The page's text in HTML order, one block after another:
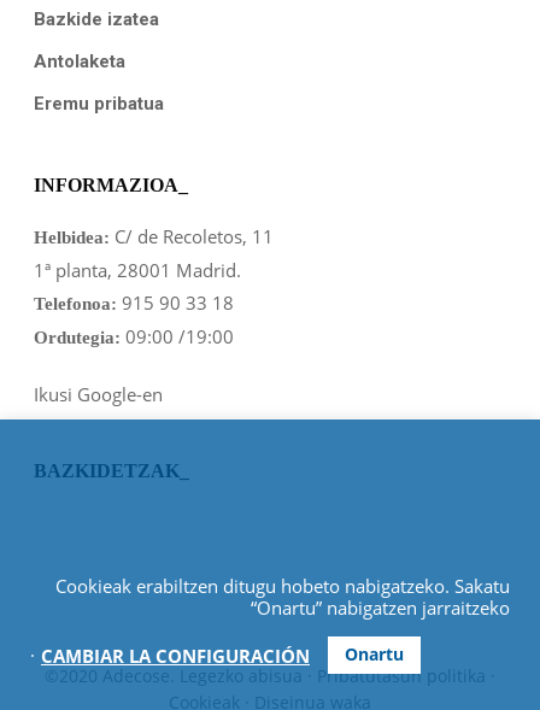
Bazkide izatea
Antolaketa
Eremu pribatua
INFORMAZIOA_
Helbidea: C/ de Recoletos, 11
1ª planta, 28001 Madrid.
Telefonoa: 915 90 33 18
Ordutegia: 09:00 /19:00
Ikusi Google-en
BAZKIDETZAK_
©2020 Adecose. Legezko abisua Pribatutasun politika
Cookieak · Diseinua waka
Cookieak erabiltzen ditugu hobeto nabigatzeko. Sakatu
“Onartu” nabigatzen jarraitzeko
. CAMBIAR LA CONFIGURACIÓN Onartu